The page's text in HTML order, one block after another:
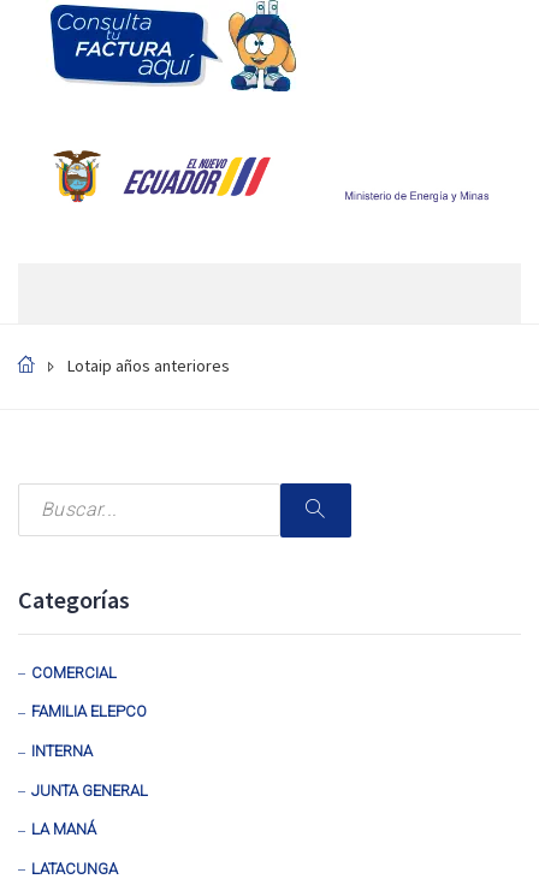
Lotaip años anteriores
Categorías
COMERCIAL
FAMILIA ELEPCO
INTERNA
JUNTA GENERAL
LA MANÁ
LATACUNGA